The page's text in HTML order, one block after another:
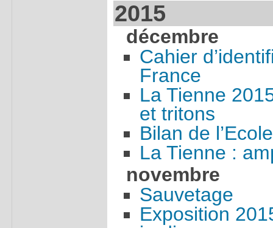
2015
décembre
Cahier
France
La Tienne
et tritons
Bilan de
La Tienne :
novembre
Sauvetage
Exposition